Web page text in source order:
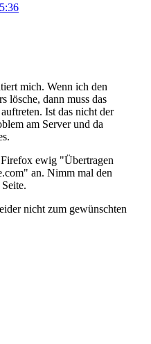
mich. Wenn ich den
lösche, dann muss das
Ist das nicht der
am Server und da
ewig "Übertragen
an. Nimm mal den
nicht zum gewünschten